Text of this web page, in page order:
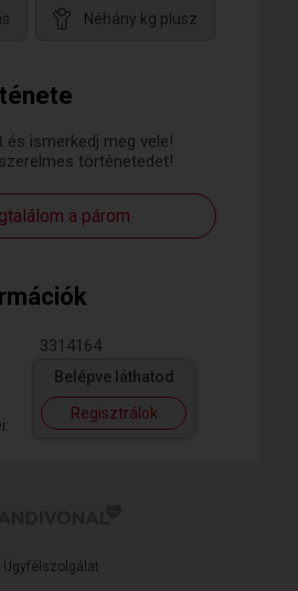
és ismerkedj meg vele!
történetedet!
a párom
3314164
Belépve láthatod
Regisztrálok
Néhány kg plusz
Ügyfélszolgálat